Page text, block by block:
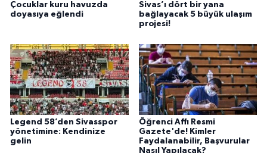
Çocuklar kuru havuzda
doyasıya eğlendi
Sivas’ı dört bir yana
bağlayacak 5 büyük ulaşım
projesi!
Legend 58’den Sivasspor
yönetimine: Kendinize
gelin
Öğrenci Affı Resmi
Gazete'de! Kimler
Faydalanabilir, Başvurular
Nasıl Yapılacak?